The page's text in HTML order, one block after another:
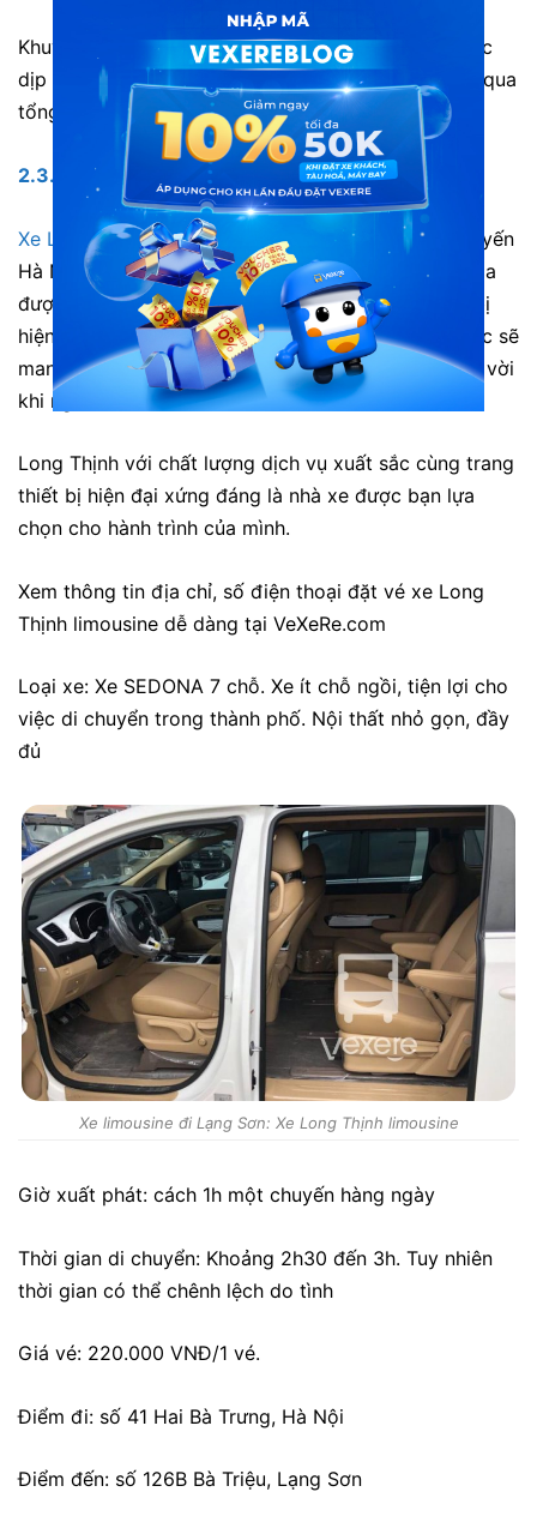
Khuyết điểm: Thường hết vé vào cuối tuần hoặc các
dịp cao điểm. Hành khách nên liên hệ đặt vé trước qua
tổng đài 1900 7075
2.3. Xe Long Thịnh limousine đi Lạng Sơn
Xe Long Thịnh limousine
đang chủ yếu chạy trên tuyến
Hà Nội – Lạng Sơn và ngược lại. Khoang xe 7 ghế da
được thiết kế với chỗ ngồi rộng rãi, và trang thiết bị
hiện đại: hệ thống âm thanh, wifi, nước uống mọi lúc sẽ
mang đến cho khách hàng những trải nghiệm tuyệt vời
khi ngồi trên xe.
Long Thịnh với chất lượng dịch vụ xuất sắc cùng trang
thiết bị hiện đại xứng đáng là nhà xe được bạn lựa
chọn cho hành trình của mình.
Xem thông tin địa chỉ, số điện thoại đặt vé xe Long
Thịnh limousine dễ dàng tại VeXeRe.com
Loại xe: Xe SEDONA 7 chỗ. Xe ít chỗ ngồi, tiện lợi cho
việc di chuyển trong thành phố. Nội thất nhỏ gọn, đầy
đủ
Xe limousine đi Lạng Sơn: Xe Long Thịnh limousine
Giờ xuất phát: cách 1h một chuyến hàng ngày
Thời gian di chuyển: Khoảng 2h30 đến 3h. Tuy nhiên
thời gian có thể chênh lệch do tình
Giá vé: 220.000 VNĐ/1 vé.
Điểm đi: số 41 Hai Bà Trưng, Hà Nội
Điểm đến: số 126B Bà Triệu, Lạng Sơn